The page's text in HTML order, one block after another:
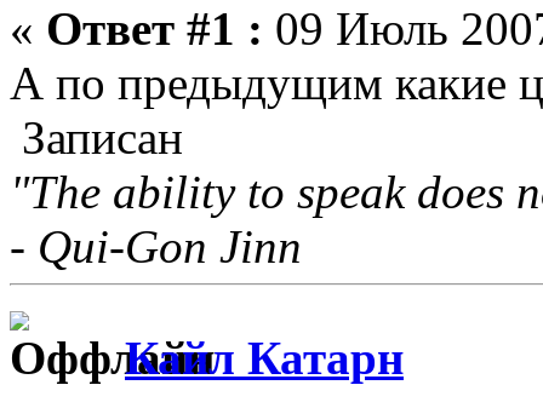
« Ответ #1 : 09 Июль
А по предыдущим какие
Записан
"The ability to speak does
- Qui-Gon Jinn
Кайл Катарн